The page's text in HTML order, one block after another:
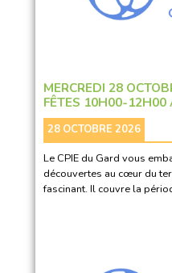
MERCREDI 28
FÊTES 10H00-12H00
28 OCTOBRE 2026
Le CPIE du Gard vous
découvertes au cœur du
fascinant. Il couvre la